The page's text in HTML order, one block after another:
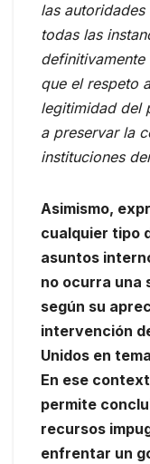
las
todas las
que el respeto
legitimidad del
a preservar la
instituciones
Asimismo,
cualquier tipo
asuntos
no ocurra una
según su
intervención
Unidos en
En ese
permite
recursos
enfrentar un